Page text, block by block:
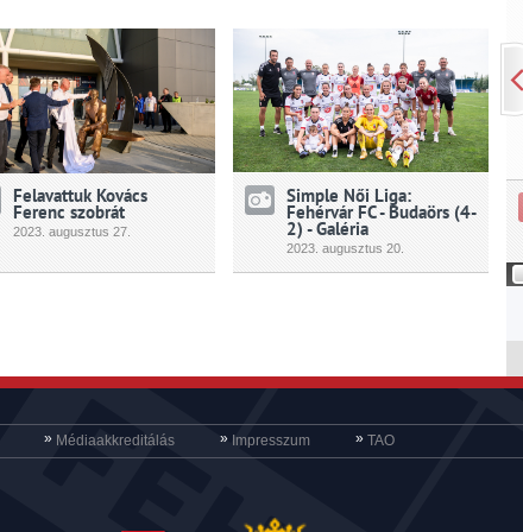
Felavattuk Kovács
Ferenc szobrát
2023. augusztus 27.
Simple Női Liga:
Fehérvár FC - Budaörs (4-
2) - Galéria
2023. augusztus 20.
» Médiaakkreditálás » Impresszum » TAO